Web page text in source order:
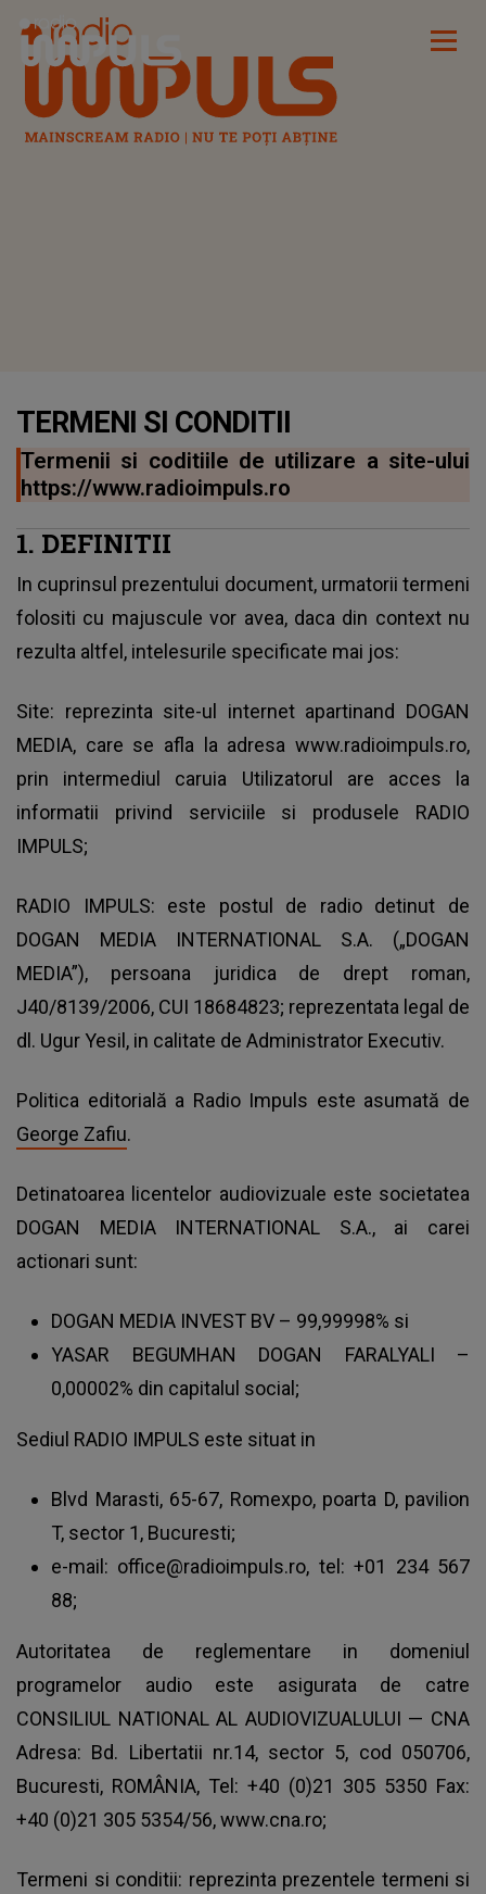
Radio Impuls
TERMENI SI CONDITII
Termenii si coditiile de utilizare a site-ului
https://www.radioimpuls.ro
1. DEFINITII
In cuprinsul prezentului document, urmatorii termeni
folositi cu majuscule vor avea, daca din context nu
rezulta altfel, intelesurile specificate mai jos:
Site: reprezinta site-ul internet apartinand DOGAN
MEDIA, care se afla la adresa www.radioimpuls.ro,
prin intermediul caruia Utilizatorul are acces la
informatii privind serviciile si produsele RADIO
IMPULS;
RADIO IMPULS: este postul de radio detinut de
DOGAN MEDIA INTERNATIONAL S.A. („DOGAN
MEDIA”), persoana juridica de drept roman,
J40/8139/2006, CUI 18684823; reprezentata legal de
dl. Ugur Yesil, in calitate de Administrator Executiv.
Politica editorială a Radio Impuls este asumată de
George Zafiu.
Detinatoarea licentelor audiovizuale este societatea
DOGAN MEDIA INTERNATIONAL S.A., ai carei
actionari sunt:
DOGAN MEDIA INVEST BV – 99,99998% si
YASAR BEGUMHAN DOGAN FARALYALI –
0,00002% din capitalul social;
Sediul RADIO IMPULS este situat in
Blvd Marasti, 65-67, Romexpo, poarta D, pavilion
T, sector 1, Bucuresti;
e-mail: office@radioimpuls.ro, tel: +01 234 567
88;
Autoritatea de reglementare in domeniul
programelor audio este asigurata de catre
CONSILIUL NATIONAL AL AUDIOVIZUALULUI — CNA
Adresa: Bd. Libertatii nr.14, sector 5, cod 050706,
Bucuresti, ROMÂNIA, Tel: +40 (0)21 305 5350 Fax:
+40 (0)21 305 5354/56, www.cna.ro;
Termeni si conditii: reprezinta prezentele termeni si